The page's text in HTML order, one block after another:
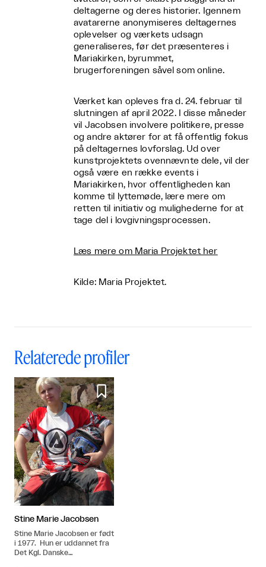
deltagerne og deres historier. Igennem
avatarerne anonymiseres deltagernes
oplevelser og værkets udsagn
generaliseres, før det præsenteres i
Mariakirken, byrummet,
brugerforeningen såvel som online.
Værket kan opleves fra d. 24. februar til
slutningen af april 2022. I disse måneder
vil Jacobsen involvere politikere, presse
og andre aktører for at få offentlig fokus
på deltagernes lovforslag. Ud over
kunstprojektets ovennævnte dele, vil der
også være en række events i
Mariakirken, hvor offentligheden kan
komme til lyttemøde, lære mere om
retten til initiativ og mulighederne for at
tage del i lovgivningsprocessen.
Læs mere om Maria Projektet her
Kilde: Maria Projektet.
Relaterede profiler

Stine Marie Jacobsen
Stine Marie Jacobsen er født
i 1977. Hun er uddannet fra
Det Kgl. Danske